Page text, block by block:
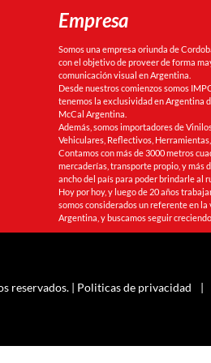
Empresa
Somos una empresa oriunda de
con el objetivo de proveer de forma
comunicación visual en Argentina.
Desde nuestros comienzos somos
tenemos la exclusividad en Argentina
McCal Argentina.
Además, somos importadores de
Vehiculares, Reflectivos,
Contamos con más de 3000 metros
mercaderías, transporte propio, y más
ancho del país para poder brindarle al
Hoy por hoy, y luego de 20 años
somos considerados un referente en
Argentina, y buscamos seguir
reservados. | Politicas de privacidad |